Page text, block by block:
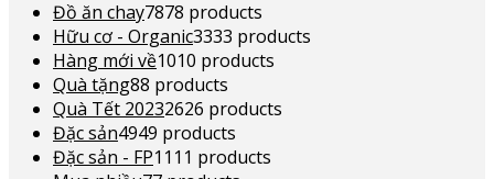
Đồ ăn chay7878 products
Hữu cơ - Organic3333 products
Hàng mới về1010 products
Quà tặng88 products
Quà Tết 20232626 products
Đặc sản4949 products
Đặc sản - FP11 11 products